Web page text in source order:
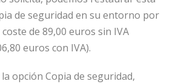
de seguridad en su entorno por
de 89,00 euros sin IVA
euros con IVA).
la opción Copia de seguridad,